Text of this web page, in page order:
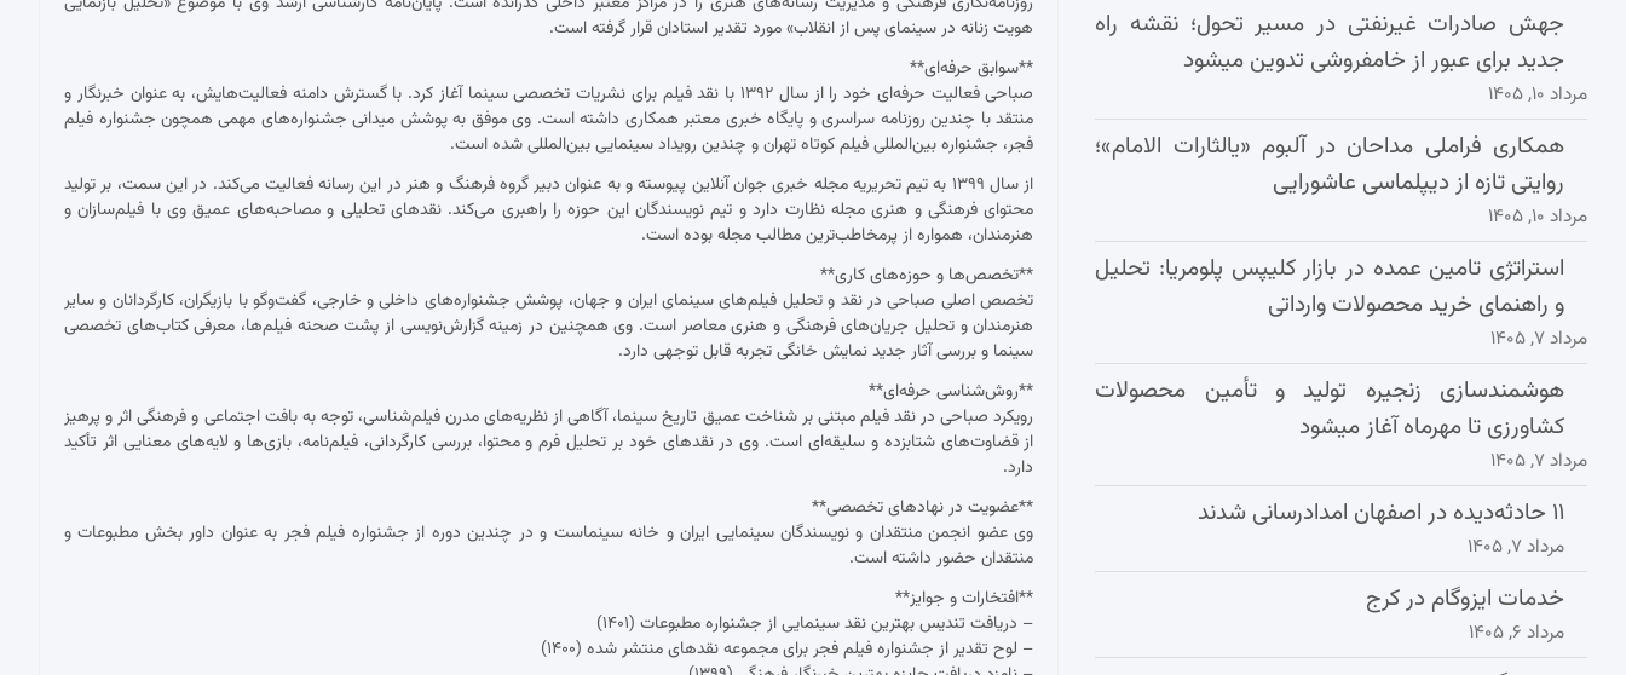
هویت زنانه در سینمای پس از انقلاب» مورد تقدیر استادان قرار گرفته است.
**سوابق حرفه‌ای**
صباحی فعالیت حرفه‌ای خود را از سال ۱۳۹۲ با نقد فیلم برای نشریات تخصصی سینما آغاز کرد. با گسترش دامنه فعالیت‌هایش، به عنوان خبرنگار و
منتقد با چندین روزنامه سراسری و پایگاه خبری معتبر همکاری داشته است. وی موفق به پوشش میدانی جشنواره‌های مهمی همچون جشنواره فیلم
فجر، جشنواره بین‌المللی فیلم کوتاه تهران و چندین رویداد سینمایی بین‌المللی شده است.
از سال ۱۳۹۹ به تیم تحریریه مجله خبری جوان آنلاین پیوسته و به عنوان دبیر گروه فرهنگ و هنر در این رسانه فعالیت می‌کند. در این سمت، بر تولید
محتوای فرهنگی و هنری مجله نظارت دارد و تیم نویسندگان این حوزه را راهبری می‌کند. نقدهای تحلیلی و مصاحبه‌های عمیق وی با فیلم‌سازان و
هنرمندان، همواره از پرمخاطب‌ترین مطالب مجله بوده است.
**تخصص‌ها و حوزه‌های کاری**
تخصص اصلی صباحی در نقد و تحلیل فیلم‌های سینمای ایران و جهان، پوشش جشنواره‌های داخلی و خارجی، گفت‌وگو با بازیگران، کارگردانان و سایر
هنرمندان و تحلیل جریان‌های فرهنگی و هنری معاصر است. وی همچنین در زمینه گزارش‌نویسی از پشت صحنه فیلم‌ها، معرفی کتاب‌های تخصصی
سینما و بررسی آثار جدید نمایش خانگی تجربه قابل توجهی دارد.
**روش‌شناسی حرفه‌ای**
رویکرد صباحی در نقد فیلم مبتنی بر شناخت عمیق تاریخ سینما، آگاهی از نظریه‌های مدرن فیلم‌شناسی، توجه به بافت اجتماعی و فرهنگی اثر و پرهیز
از قضاوت‌های شتابزده و سلیقه‌ای است. وی در نقدهای خود بر تحلیل فرم و محتوا، بررسی کارگردانی، فیلم‌نامه، بازی‌ها و لایه‌های معنایی اثر تأکید
دارد.
**عضویت در نهادهای تخصصی**
وی عضو انجمن منتقدان و نویسندگان سینمایی ایران و خانه سینماست و در چندین دوره از جشنواره فیلم فجر به عنوان داور بخش مطبوعات و
منتقدان حضور داشته است.
**افتخارات و جوایز**
– دریافت تندیس بهترین نقد سینمایی از جشنواره مطبوعات (۱۴۰۱)
– لوح تقدیر از جشنواره فیلم فجر برای مجموعه نقدهای منتشر شده (۱۴۰۰)
جهش صادرات غیرنفتی در مسیر تحول؛ نقشه راه
جدید برای عبور از خامفروشی تدوین میشود
مرداد ۱۰, ۱۴۰۵
همکاری فراملی مداحان در آلبوم «یالثارات الامام»؛
روایتی تازه از دیپلماسی عاشورایی
مرداد ۱۰, ۱۴۰۵
استراتژی تامین عمده در بازار کلیپس پلومریا: تحلیل
و راهنمای خرید محصولات وارداتی
مرداد ۷, ۱۴۰۵
هوشمندسازی زنجیره تولید و تأمین محصولات
کشاورزی تا مهرماه آغاز میشود
مرداد ۷, ۱۴۰۵
۱۱ حادثه‌دیده در اصفهان امدادرسانی شدند
مرداد ۷, ۱۴۰۵
خدمات ایزوگام در کرج
مرداد ۶, ۱۴۰۵